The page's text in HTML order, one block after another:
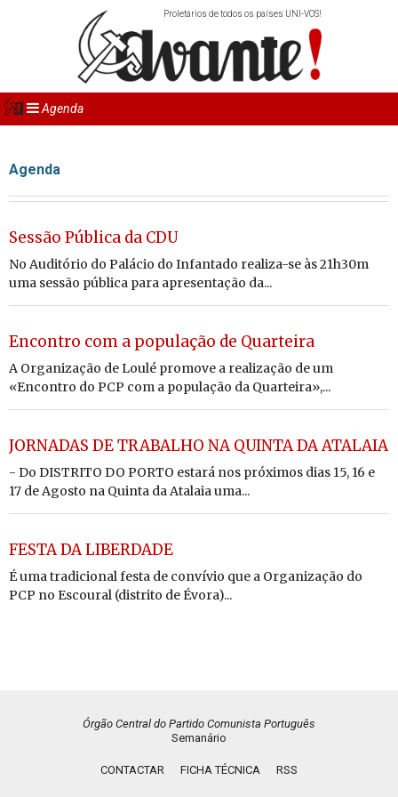
Proletários de todos os países UNI-VOS!
Agenda
Agenda
Sessão Pública da CDU
No Auditório do Palácio do Infantado realiza-se às 21h30m
uma sessão pública para apresentação da...
Encontro com a população de Quarteira
A Organização de Loulé promove a realização de um
«Encontro do PCP com a população da Quarteira»,...
JORNADAS DE TRABALHO NA QUINTA DA ATALAIA
- Do DISTRITO DO PORTO estará nos próximos dias 15, 16 e
17 de Agosto na Quinta da Atalaia uma...
FESTA DA LIBERDADE
É uma tradicional festa de convívio que a Organização do
PCP no Escoural (distrito de Évora)...
Órgão Central do Partido Comunista Português
Semanário
CONTACTAR FICHA TÉCNICA RSS